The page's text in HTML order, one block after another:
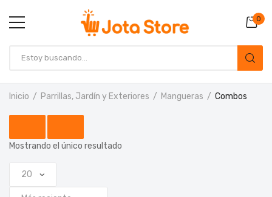
0
Inicio Parrillas, Jardín y Exteriores Mangueras Combos
Mostrando el único resultado